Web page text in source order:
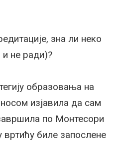
зна ли неко
не ради)?
образовања на
изјавила да сам
по Монтесори
вртићу биле запослене